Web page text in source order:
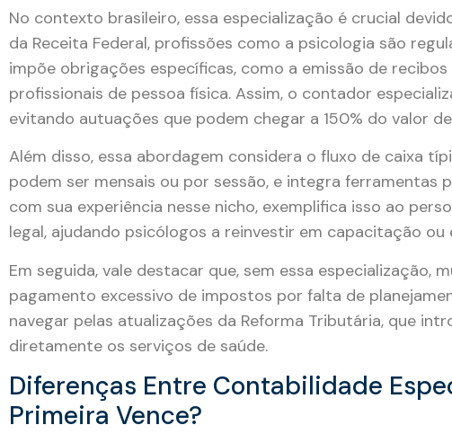
No contexto brasileiro, essa especialização é crucial
da Receita Federal, profissões como a psicologia são
impõe obrigações específicas, como a emissão de
profissionais de pessoa física. Assim, o contador
evitando autuações que podem chegar a 150% do valor
Além disso, essa abordagem considera o fluxo de caixa
podem ser mensais ou por sessão, e integra ferramentas
com sua experiência nesse nicho, exemplifica isso ao
legal, ajudando psicólogos a reinvestir em capacitação
Em seguida, vale destacar que, sem essa especialização,
pagamento excessivo de impostos por falta de
navegar pelas atualizações da Reforma Tributária, que
diretamente os serviços de saúde.
Diferenças Entre Contabilidade
Primeira Vence?